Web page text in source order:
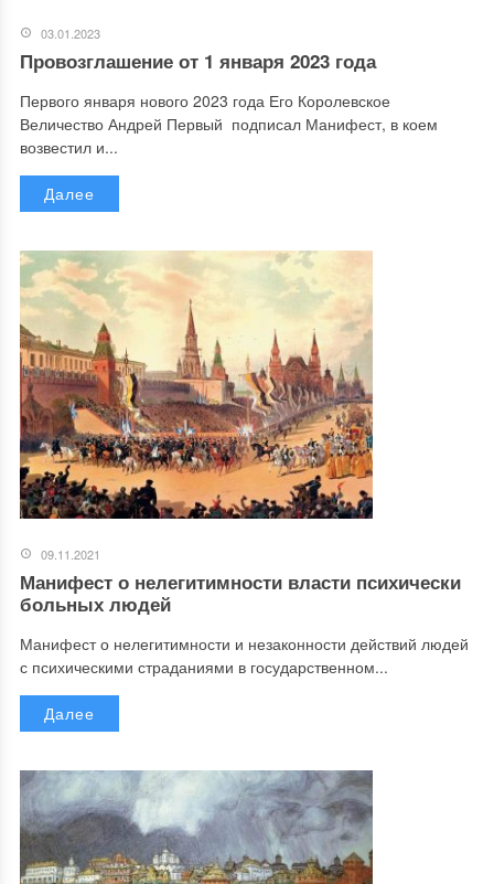
03.01.2023
Провозглашение от 1 января 2023 года
Первого января нового 2023 года Его Королевское
Величество Андрей Первый подписал Манифест, в коем
возвестил и...
Далее
09.11.2021
Манифест о нелегитимности власти психически
больных людей
Манифест о нелегитимности и незаконности действий людей
с психическими страданиями в государственном...
Далее